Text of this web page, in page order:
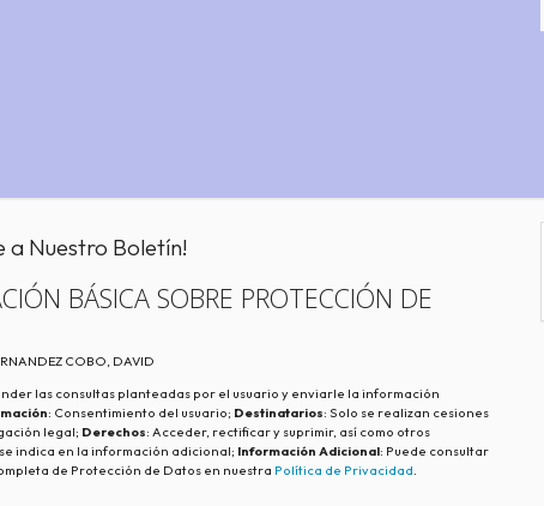
a Nuestro Boletín!
BÁSICA SOBRE PROTECCIÓN DE
COBO, DAVID
las consultas planteadas por el usuario y enviarle la información
: Consentimiento del usuario; Destinatarios: Solo se realizan cesiones
legal; Derechos: Acceder, rectificar y suprimir, así como otros
indica en la información adicional; Información Adicional: Puede consultar
de Protección de Datos en nuestra Política de Privacidad.